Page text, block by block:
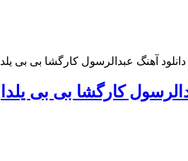
دانلود آهنگ عبدالرسول کارگشا بی بی یلدا
کارگشا بی بی یلدا